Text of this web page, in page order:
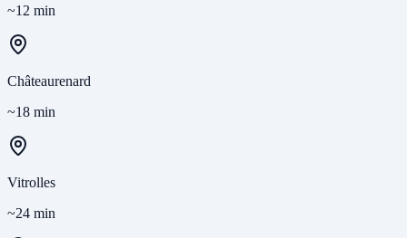
~12 min
Châteaurenard
~18 min
Vitrolles
~24 min